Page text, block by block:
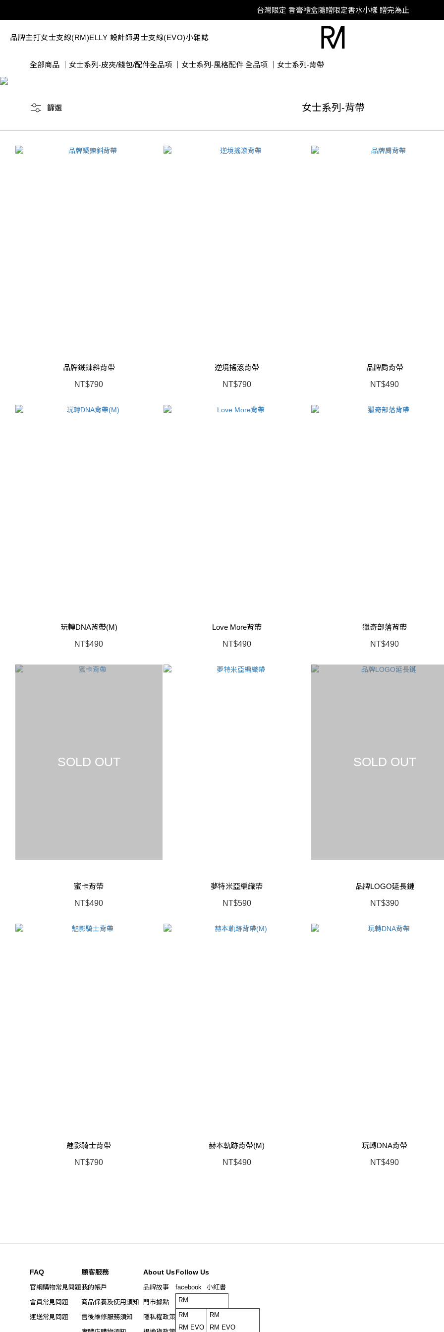
SUPER JUNIOR-D&E 全新代言
台灣限定 香膏禮盒隨贈限定香水小樣 贈完為止
SUPER JUNIOR-D&E 全新代言
品牌主打女士支線(RM)ELLY 設計師男士支線(EVO)小雜誌
全部商品 女士系列-皮夾/錢包/配件全品項 女士系列-風格配件 全品項 女士系列-背帶
女士系列-背帶
篩選
品牌鐵鍊斜背帶
NT$790
逆境搖滾背帶
NT$790
品牌肩背帶
NT$490
玩轉DNA背帶(M)
NT$490
Love More背帶
NT$490
獵奇部落背帶
NT$490
SOLD OUT
蜜卡背帶
NT$490
夢特米亞編織帶
NT$590
SOLD OUT
品牌LOGO延長鏈
NT$390
魅影騎士背帶
NT$790
赫本軌跡背帶(M)
NT$490
玩轉DNA背帶
NT$490
FAQ
官網購物常見問題
會員常見問題
運送常見問題
顧客服務
我的帳戶
商品保養及使用須知
售後維修服務須知
About Us
品牌故事
門市據點
隱私權政策
Follow Us
facebook
RM
RM EVO
ELLY DESIGN
Instagram
RM
RM EVO
LINE
小紅書
RM
RM EVO